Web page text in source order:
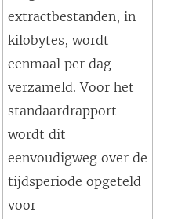
extractbestanden, in
kilobytes, wordt
eenmaal per dag
verzameld. Voor het
standaardrapport
wordt dit
eenvoudigweg over de
tijdsperiode opgeteld
voor